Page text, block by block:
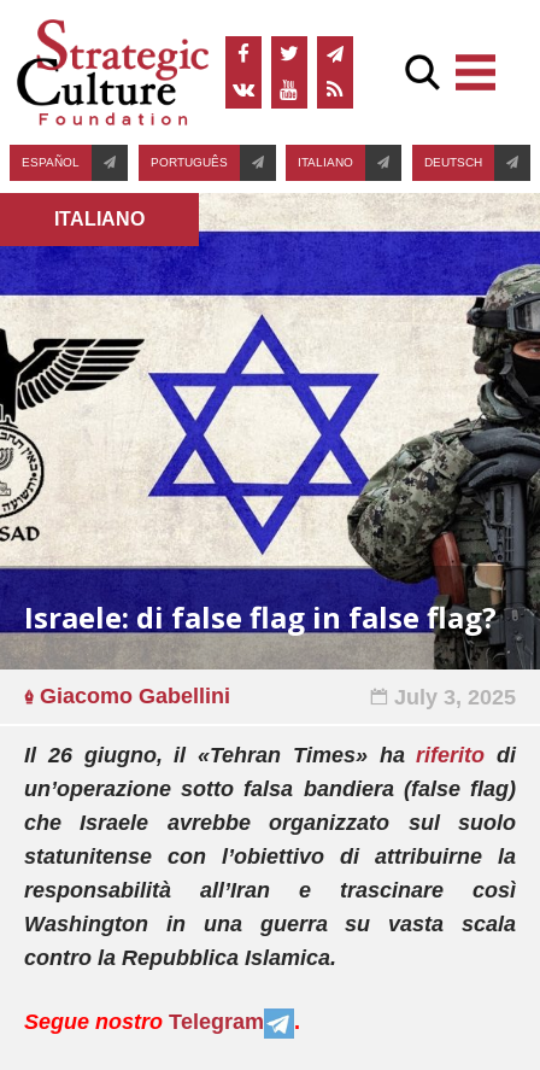
ESPAÑOL PORTUGUÊS ITALIANO DEUTSCH
ITALIANO
Israele: di false flag in false flag?
Giacomo Gabellini July 3, 2025
Il 26 giugno, il «Tehran Times» hariferito di
un’operazione sotto falsa bandiera (false flag)
che Israele avrebbe organizzato sul suolo
statunitense con l’obiettivo di attribuirne la
responsabilità all’Iran e trascinare così
Washington in una guerra su vasta scala
contro la Repubblica Islamica.
Segue nostro Telegram .